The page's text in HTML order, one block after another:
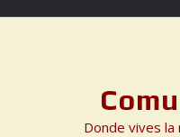
Donde vives la